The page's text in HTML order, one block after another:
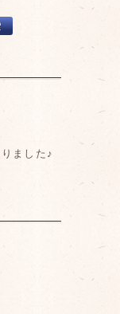
ました♪